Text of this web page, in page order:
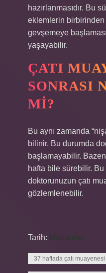
hazırlanmasıdır. Bu
eklemlerin birbirinden
gevşemeye
yaşayabilir.
ÇATI
SONRASI
MI?
Bu aynı zamanda
bilinir. Bu durumda
başlamayabilir.
hafta bile sürebilir. Bu
doktorunuzun çatı
gözlemlenebilir.
Tarih:
37 haftada çatı muayenesi